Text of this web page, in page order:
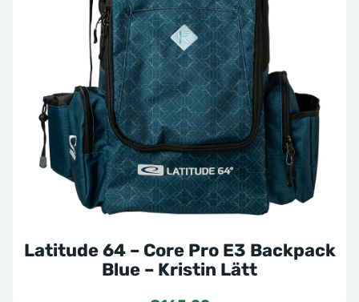
Latitude 64 – Core Pro E3 Backpack
Blue – Kristin Lätt